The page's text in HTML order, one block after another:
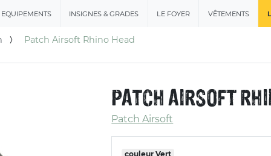
EQUIPEMENTS INSIGNES & GRADES LE FOYER VÊTEMENTS
Patch Airsoft Rhino Head
PATCH AIRSOFT
Patch Airsoft
couleurVert